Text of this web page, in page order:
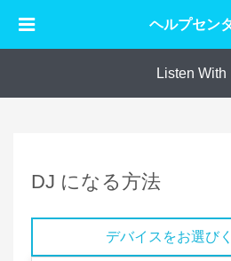
ヘルプセン
Listen With
DJ になる方法
デバイスをお選び